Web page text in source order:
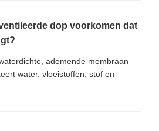
dop voorkomen dat
ademende membraan
water, vloeistoffen, stof en